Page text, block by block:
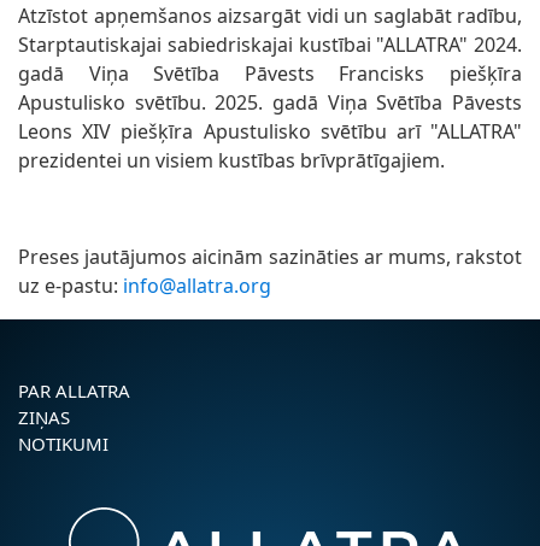
Atzīstot apņemšanos aizsargāt vidi un saglabāt radību,
Starptautiskajai sabiedriskajai kustībai "ALLATRA" 2024.
gadā Viņa Svētība Pāvests Francisks piešķīra
Apustulisko svētību. 2025. gadā Viņa Svētība Pāvests
Leons XIV piešķīra Apustulisko svētību arī "ALLATRA"
prezidentei un visiem kustības brīvprātīgajiem.
Preses jautājumos aicinām sazināties ar mums, rakstot
uz e-pastu: info@allatra.org
PAR ALLATRA
ZIŅAS
NOTIKUMI